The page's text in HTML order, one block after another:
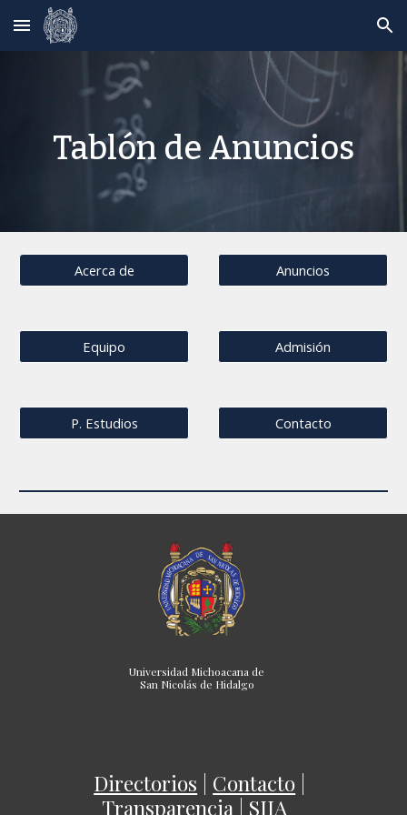
Skip to main content Skip to navigation
Tablón de Anuncios
Acerca de Anuncios
Equipo Admisión
P. Estudios Contacto
Universidad Michoacana de
San Nicolás de Hidalgo
Directorios Contacto
Transparencia
SIIA